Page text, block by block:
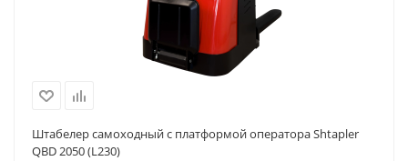
Штабелер самоходный с платформой оператора Shtapler
QBD 2050 (L230)